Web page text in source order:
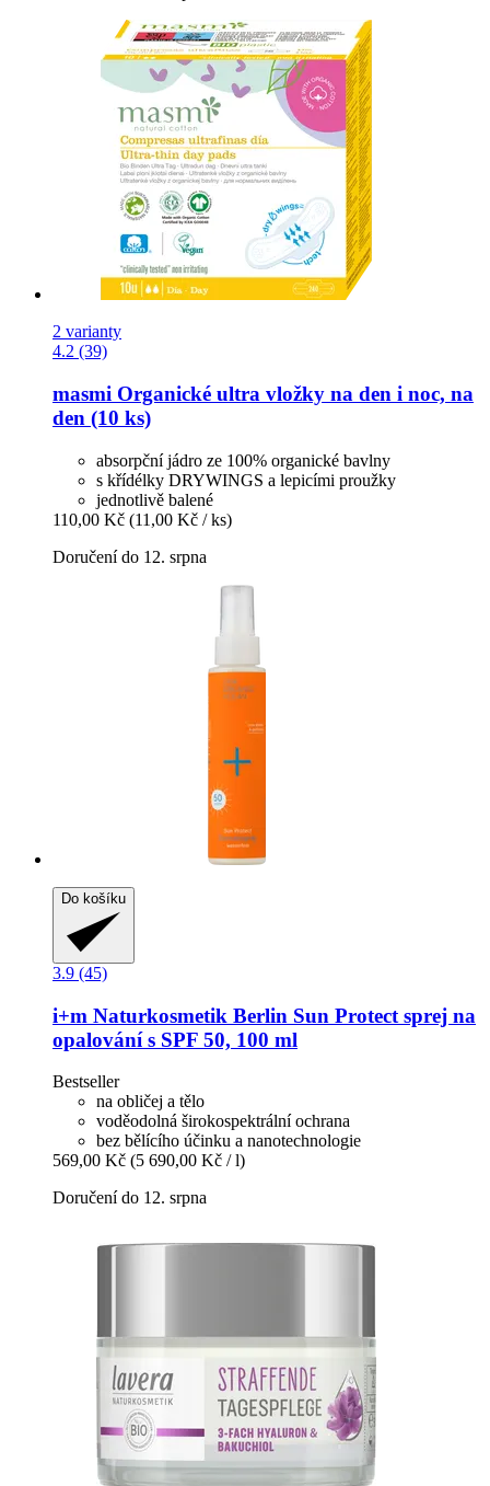
2 varianty
4.2 (39)
masmi Organické ultra vložky na den i noc, na
den (10 ks)
absorpční jádro ze 100% organické bavlny
s křídélky DRYWINGS a lepicími proužky
jednotlivě balené
110,00 Kč (11,00 Kč / ks)
Doručení do 12. srpna
Do košíku
3.9 (45)
i+m Naturkosmetik Berlin Sun Protect sprej na
opalování s SPF 50, 100 ml
Bestseller
na obličej a tělo
voděodolná širokospektrální ochrana
bez bělícího účinku a nanotechnologie
569,00 Kč (5 690,00 Kč / l)
Doručení do 12. srpna